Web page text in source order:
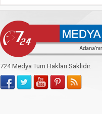
724 Medya Tüm Hakları Saklıdır.